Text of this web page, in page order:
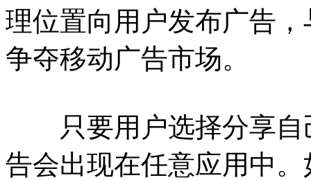
理位置向用户发布广告
争夺移动广告市场。
只要用户选择分享自
告会出现在任意应用中